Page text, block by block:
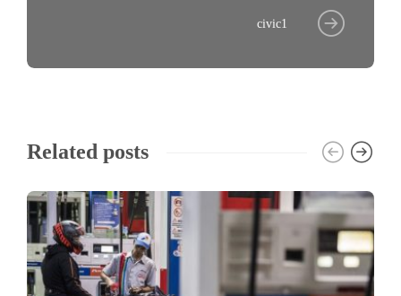
civic1
Related posts